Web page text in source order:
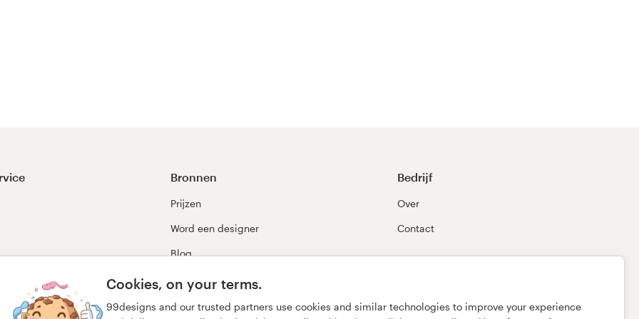
Cookies, on your terms.
99designs and our trusted partners use cookies and similar technologies to improve your experience
Bronnen
Prijzen
Word een designer
Blog
Bedrijf
Over
Contact